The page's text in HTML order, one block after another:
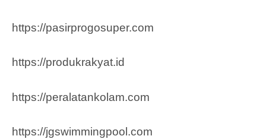
https://pasirprogosuper.com
https://produkrakyat.id
https://peralatankolam.com
https://jgswimmingpool.com